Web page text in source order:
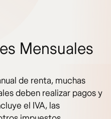
Mensuales
de renta, muchas
deben realizar pagos y
el IVA, las